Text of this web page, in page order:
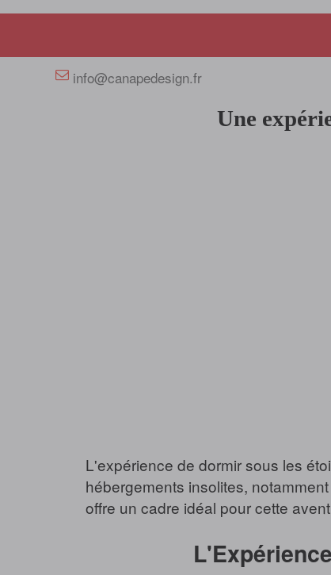
info@canapedesign.fr
Une
L'expérience de dormir sous les
hébergements insolites,
offre un cadre idéal pour cette